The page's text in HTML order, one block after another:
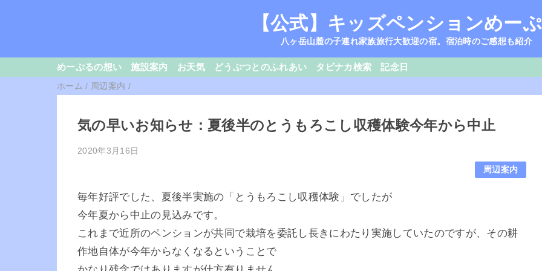
【公式】キッズペンションめー
八ヶ岳山麓の子連れ家族旅行大歓迎の宿。宿泊時のご感想も紹介
めーぷるの想い 施設案内 お天気 どうぶつとのふれあい タビナカ検索 記念日
ホーム / 周辺案内 /
気の早いお知らせ：夏後半のとうもろこし収穫体験今年から中止
2020年3月16日
周辺案内
毎年好評でした、夏後半実施の「とうもろこし収穫体験」でしたが
今年夏から中止の見込みです。
これまで近所のペンションが共同で栽培を委託し長きにわたり実施していたのですが、その耕
作地自体が今年からなくなるということで